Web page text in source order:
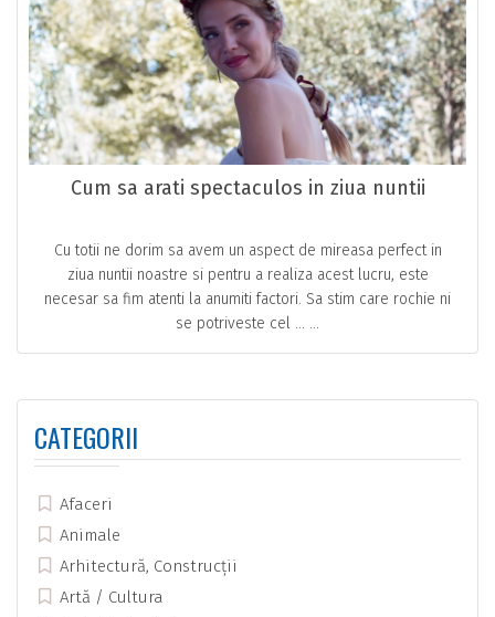
Cum sa arati spectaculos in ziua nuntii
Cu totii ne dorim sa avem un aspect de mireasa perfect in
ziua nuntii noastre si pentru a realiza acest lucru, este
necesar sa fim atenti la anumiti factori. Sa stim care rochie ni
se potriveste cel … ...
CATEGORII
Afaceri
Animale
Arhitectură, Construcții
Artă / Cultura